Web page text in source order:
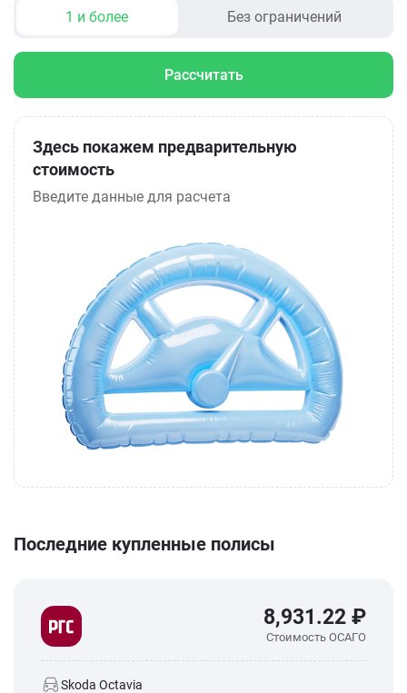
1 и более Без ограничений
Рассчитать
Здесь покажем предварительную
стоимость
Введите данные для расчета
Последние купленные полисы
8,931.22 ₽
Стоимость ОСАГО
Skoda Octavia